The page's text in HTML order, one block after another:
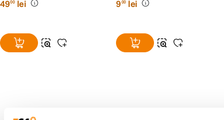
4900 lei 900 lei